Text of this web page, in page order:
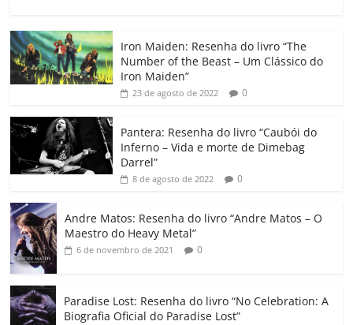
c
e
b
o
o
k
itt
er
at
s
A
p
e
dI
gl
e
Cl
a
ss
ro
o
p
y
Li
k
m
p
h
ar
Iron Maiden: Resenha do livro “The
Number of the Beast – Um Clássico do
Iron Maiden”
23 de agosto de 2022 0
Pantera: Resenha do livro “Caubói do
Inferno – Vida e morte de Dimebag
Darrel”
8 de agosto de 2022 0
Andre Matos: Resenha do livro “Andre Matos – O
Maestro do Heavy Metal”
6 de novembro de 2021 0
Paradise Lost: Resenha do livro “No Celebration: A
Biografia Oficial do Paradise Lost”